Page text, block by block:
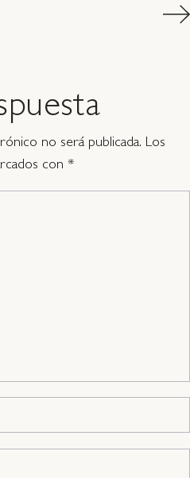
no será publicada. Los
con *